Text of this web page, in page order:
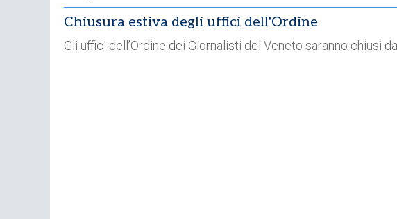
Chiusura estiva degli uffici dell'Ordine
Gli uffici dell’Ordine dei Giornalisti del Veneto saranno chiusi